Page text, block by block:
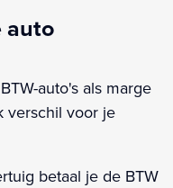
auto
auto's als marge
verschil voor je
betaal je de BTW